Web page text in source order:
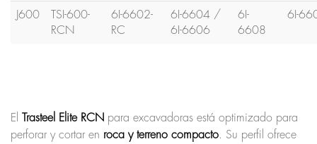
J600
TSI-600-
RCN
6I-6602-
RC
6I-6604 /
6I-6606
6I-
6608
6I-
El Trasteel Elite RCN para excavadoras está optimizado para
perforar y cortar en roca y terreno compacto. Su perfil ofrece